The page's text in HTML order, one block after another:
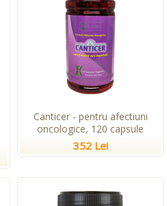
Canticer - pentru afectiuni
oncologice, 120 capsule
352 Lei